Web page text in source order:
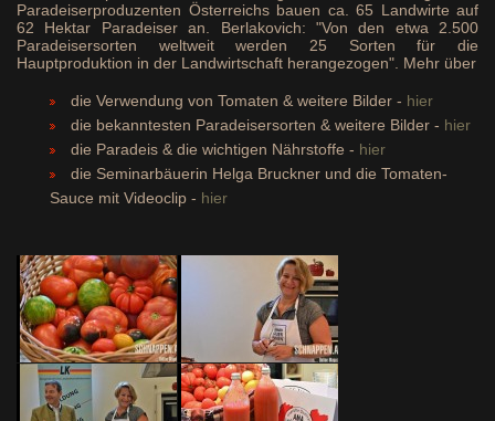
Paradeiserproduzenten Österreichs bauen ca. 65 Landwirte auf
62 Hektar Paradeiser an. Berlakovich: "Von den etwa 2.500
Paradeisersorten weltweit werden 25 Sorten für die
Hauptproduktion in der Landwirtschaft herangezogen". Mehr über
die Verwendung von Tomaten & weitere Bilder - hier
die bekanntesten Paradeisersorten & weitere Bilder - hier
die Paradeis & die wichtigen Nährstoffe - hier
die Seminarbäuerin Helga Bruckner und die Tomaten-
Sauce mit Videoclip - hier